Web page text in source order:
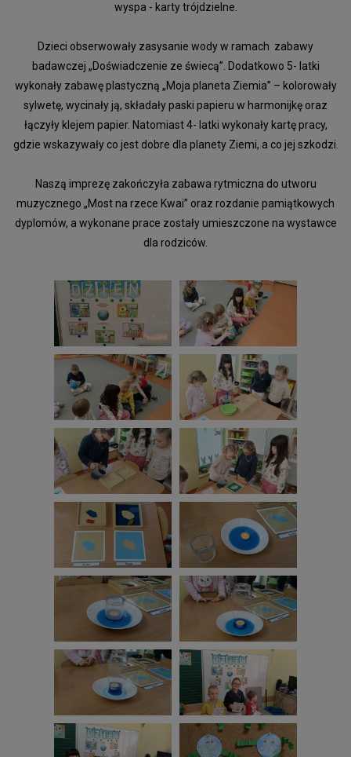
wyspa - karty trójdzielne.
Dzieci obserwowały zasysanie wody w ramach zabawy
badawczej „Doświadczenie ze świecą”. Dodatkowo 5- latki
wykonały zabawę plastyczną „Moja planeta Ziemia” – kolorowały
sylwetę, wycinały ją, składały paski papieru w harmonijkę oraz
łączyły klejem papier. Natomiast 4- latki wykonały kartę pracy,
gdzie wskazywały co jest dobre dla planety Ziemi, a co jej szkodzi.
Naszą imprezę zakończyła zabawa rytmiczna do utworu
muzycznego „Most na rzece Kwai” oraz rozdanie pamiątkowych
dyplomów, a wykonane prace zostały umieszczone na wystawce
dla rodziców.